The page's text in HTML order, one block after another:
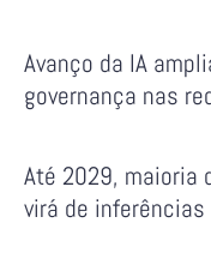
Avanço da IA
governança nas
Até 2029, maioria
virá de inferências